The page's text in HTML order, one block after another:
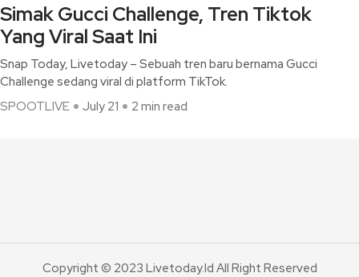
Simak Gucci Challenge, Tren Tiktok
Yang Viral Saat Ini
Snap Today, Livetoday – Sebuah tren baru bernama Gucci
Challenge sedang viral di platform TikTok.
SPOOTLIVE
July 21 2 min read
Copyright © 2023 Livetoday.id All Right Reserved